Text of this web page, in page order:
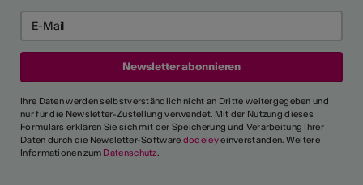
Ihre Daten werden selbstverständlich nicht an Dritte weitergegeben und
nur für die Newsletter-Zustellung verwendet. Mit der Nutzung dieses
Formulars erklären Sie sich mit der Speicherung und Verarbeitung Ihrer
Daten durch die Newsletter-Software dodeleyeinverstanden. Weitere
Informationen zum Datenschutz.